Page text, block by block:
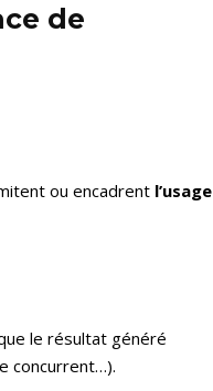
de
ou encadrent l’usage
le résultat généré
concurrent…).